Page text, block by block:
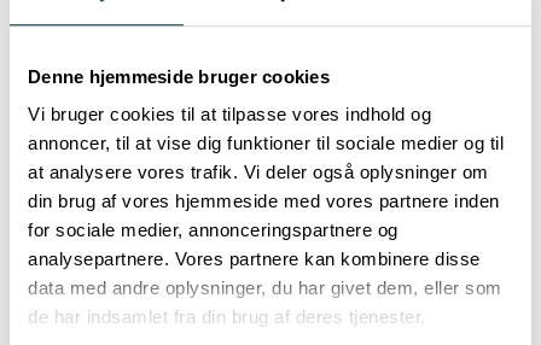
Denne hjemmeside bruger cookies
Vi bruger cookies til at tilpasse vores indhold og
annoncer, til at vise dig funktioner til sociale medier og til
at analysere vores trafik. Vi deler også oplysninger om
din brug af vores hjemmeside med vores partnere inden
for sociale medier, annonceringspartnere og
analysepartnere. Vores partnere kan kombinere disse
data med andre oplysninger, du har givet dem, eller som
de har indsamlet fra din brug af deres tjenester.
overflader til
kraftfulde
medier
På Brøndby Stadion har vi udsmykket en række mødelokaler og
kontorer.